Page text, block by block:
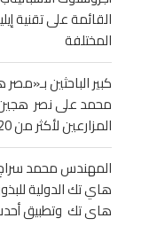
القائمة على تقنية
المختلفة
كبير الباحثين
المزارعين لأكثر من 20 عاماً بفضل إنتاجيته واستقراره
المهندس محمد
هاي تك الدولية
هاى تك وتطبيق أحدث